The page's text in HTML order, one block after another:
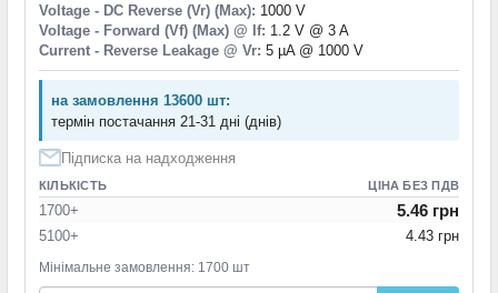
Voltage - DC Reverse (Vr) (Max): 1000 V
Voltage - Forward (Vf) (Max) @ If: 1.2 V @ 3 A
Current - Reverse Leakage @ Vr: 5 µA @ 1000 V
на замовлення 13600 шт:
термін постачання 21-31 дні (днів)
Підписка на надходження
КІЛЬКІСТЬ ЦІНА БЕЗ ПДВ
1700+ 5.46 грн
5100+ 4.43 грн
Мінімальне замовлення: 1700 шт